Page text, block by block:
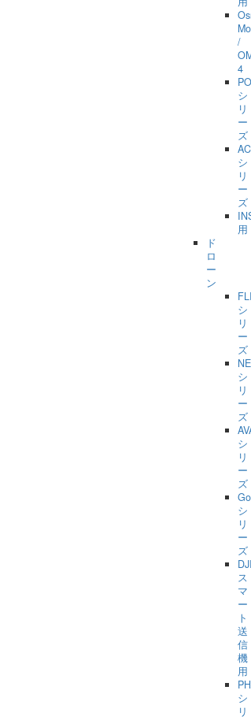
/
4
シ
リ
ー
ズ
シ
リ
ー
ズ
用
ド
ロ
ー
ン
シ
リ
ー
ズ
シ
リ
ー
ズ
シ
リ
ー
ズ
シ
リ
ー
ズ
DJI
ス
マ
ー
ト
送
信
機
用
シ
リ